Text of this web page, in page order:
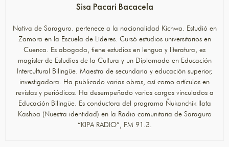
Sisa Pacari Bacacela
Nativa de Saraguro. pertenece a la nacionalidad Kichwa. Estudió en
Zamora en la Escuela de Líderes. Cursó estudios universitarios en
Cuenca. Es abogada, tiene estudios en lengua y literatura, es
magister de Estudios de la Cultura y un Diplomado en Educación
Intercultural Bilingüe. Maestra de secundaria y educación superior,
investigadora. Ha publicado varias obras, así como artículos en
revistas y periódicos. Ha desempeñado varios cargos vinculados a
Educación Bilingüe. Es conductora del programa Ñukanchik llata
Kashpa (Nuestra identidad) en la Radio comunitaria de Saraguro
“KIPA RADIO”, FM 91.3.